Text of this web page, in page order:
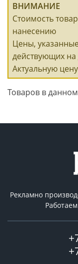
ВНИМАНИЕ
Стоимость
нанесению
Цены,
действующих на
Актуальную
Товаров в
Рекламно